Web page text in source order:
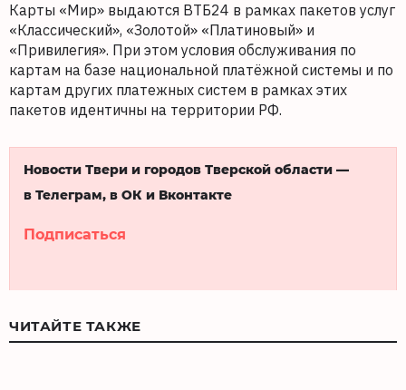
Карты «Мир» выдаются ВТБ24 в рамках пакетов услуг
«Классический», «Золотой» «Платиновый» и
«Привилегия». При этом условия обслуживания по
картам на базе национальной платёжной системы и по
картам других платежных систем в рамках этих
пакетов идентичны на территории РФ.
Новости Твери и городов Тверской области —
в Телеграм, в ОК и Вконтакте
Подписаться
ЧИТАЙТЕ ТАКЖЕ